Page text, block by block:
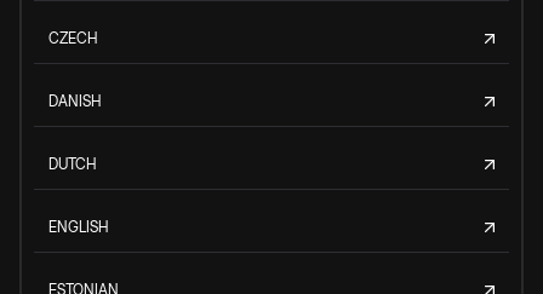
CZECH
DANISH
DUTCH
ENGLISH
ESTONIAN